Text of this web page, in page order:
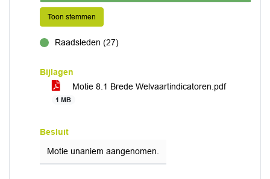
Toon stemmen
Raadsleden (27)
Bijlagen
Motie 8.1 Brede Welvaartindicatoren.pdf
1 MB
Besluit
Motie unaniem aangenomen.